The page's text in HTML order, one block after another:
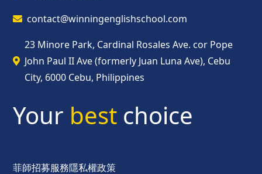
contact@winningenglishschool.com
23 Minore Park, Cardinal Rosales Ave. cor Pope
John Paul II Ave (formerly Juan Luna Ave), Cebu
City, 6000 Cebu, Philippines
Your best choice
菲師招募服務隱私權政策